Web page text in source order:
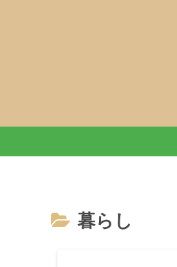
暮らし